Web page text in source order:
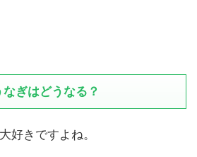
ぎはどうなる？
好きですよね。